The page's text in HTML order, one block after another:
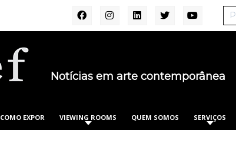
Notícias em arte contemporânea
COMO EXPOR VIEWING ROOMS QUEM SOMOS SERVIÇOS